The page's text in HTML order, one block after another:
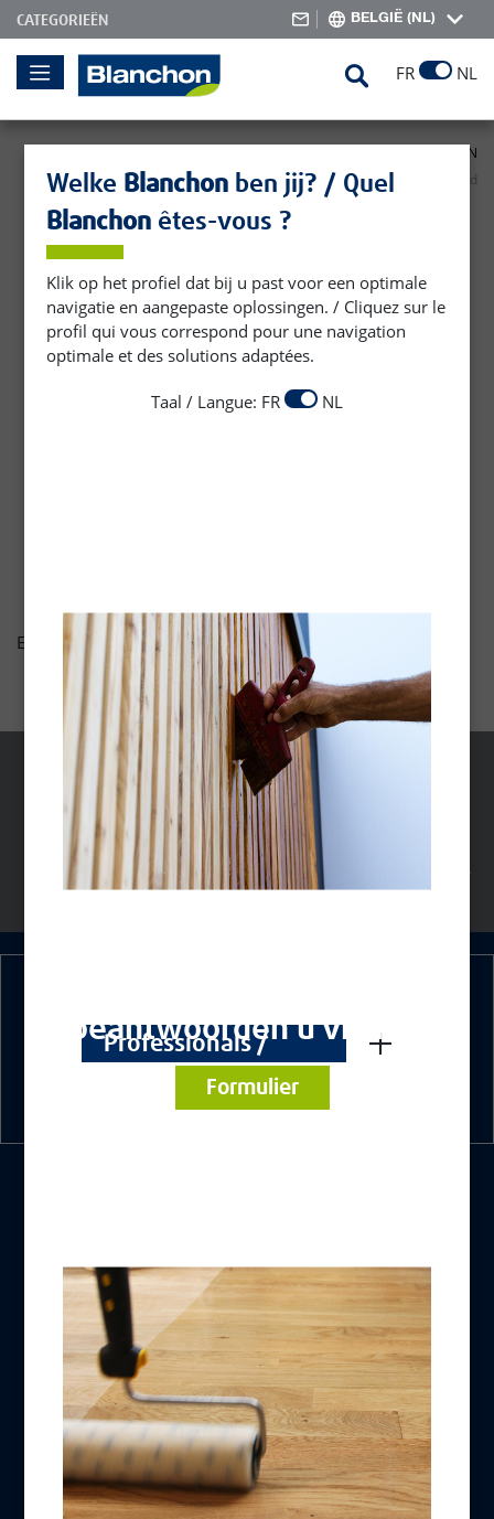
CATEGORIEËN BELGIË (NL)
Skip
FR NL
Search
PRODUCTEN VOOR BUITEN
Bescherming en decoratie van houten terrassen
Onderhoud
Onderhoud
Welke Blanchon ben jij? / Quel
Blanchon êtes-vous ?
Klik op het profiel dat bij u past voor een optimale
navigatie en aangepaste oplossingen. / Cliquez sur le
profil qui vous correspond pour une navigation
optimale et des solutions adaptées.
Taal / Langue: FR NL
Professionals /
Professionnels
Er zijn geen producten die overeenkomen met de selectie.
TECHNISCHE
GEGEVENSBLADEN
VEILIGHEIDSINFORMATIEBL
ADEN
beantwoorden u via het
Formulier
De Blanchon-groep
Werken bij
NUTTIGE LINKS
Contact
CGS
Wettelijke vermeldingen
Cookiebeleid
Bescherming van persoonsgegevens